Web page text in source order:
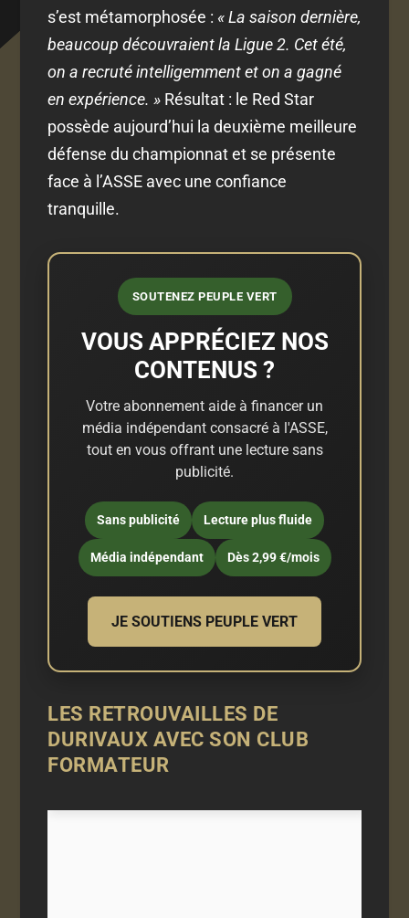
s’est métamorphosée :« La saison dernière,
beaucoup découvraient la Ligue 2. Cet été,
on a recruté intelligemment et on a gagné
en expérience. » Résultat : le Red Star
possède aujourd’hui la deuxième meilleure
défense du championnat et se présente
face à l’ASSE avec une confiance
tranquille.
SOUTENEZ PEUPLE VERT
VOUS APPRÉCIEZ NOS
CONTENUS ?
Votre abonnement aide à financer un
média indépendant consacré à l'ASSE,
tout en vous offrant une lecture sans
publicité.
Sans publicité Lecture plus fluide
Média indépendant Dès 2,99 €/mois
JE SOUTIENS PEUPLE VERT
LES RETROUVAILLES DE
DURIVAUX AVEC SON CLUB
FORMATEUR